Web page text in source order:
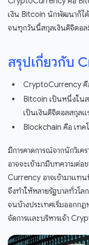
เงิน Bitcoin นักพัฒนาก็ได้
จนทุกวันนี้สกุลเงินดิจิตอล
สรุปเกี่ยวกับ
CryptoCurrency คื
Bitcoin เป็นหนึ่งใน
เป็นเงินดิจิตอลสกุลแ
Blockchain คือ เทค
มีการคาดการณ์จากนักวิเค
อาจจะเข้ามามีบทความต่
Currency อาจเข้ามาแ
จึงทำให้หลายรัฐบาลทั่วโล
จนบ้างประเทศเริ่มออกก
จัดการและบริหารเจ้า